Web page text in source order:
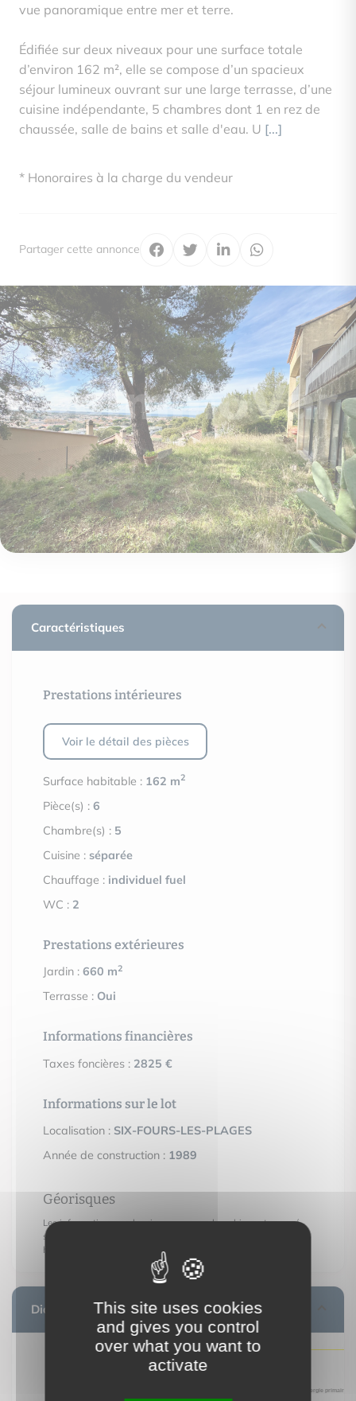
vue panoramique entre mer et terre.
Édifiée sur deux niveaux pour une surface totale
d’environ 162 m², elle se compose d’un spacieux
séjour lumineux ouvrant sur une large terrasse, d’une
cuisine indépendante, 5 chambres dont 1 en rez de
chaussée, salle de bains et salle d'eau. U [...]
* Honoraires à la charge du vendeur
Partager cette annonce
Caractéristiques
Prestations intérieures
Voir le détail des pièces
Surface habitable : 162 m2
Pièce(s) :6
Chambre(s) : 5
Cuisine : séparée
Chauffage : individuel fuel
WC : 2
Prestations extérieures
Jardin :660 m2
Terrasse : Oui
Informations financières
Taxes foncières : 2825 €
Informations sur le lot
Localisation : SIX-FOURS-LES-PLAGES
Année de construction : 1989
Géorisques
Les informations sur les risques auxquels ce bien est exposé
sont disponibles sur le site Géorisques.
https://www.georisques.gouv.fr
Diagnostic de performance énergétique
This site uses cookies
and gives you control
over what you want to
activate